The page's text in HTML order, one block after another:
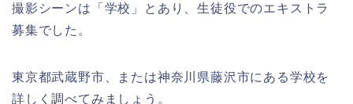
撮影シーンは「学校」とあり、生徒役でのエキストラ
募集でした。
東京都武蔵野市、または神奈川県藤沢市にある学校を
詳しく調べてみましょう。